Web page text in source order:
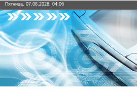
Пятница, 07.08.2026, 04:06